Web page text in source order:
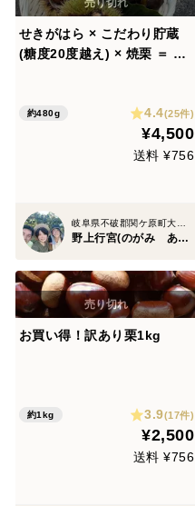
せきがはら × こだわり貯蔵
(糖度20度越え) × 焼栗 ＝ ま
んぐう) ( 230g×2)
約480g 4.4(25件)
¥4,500
送料 ¥756
野上行宮(のがみ あんぐう)
お買い得！訳あり栗1kg
約1kg 3.9(17件)
¥2,500
送料 ¥756